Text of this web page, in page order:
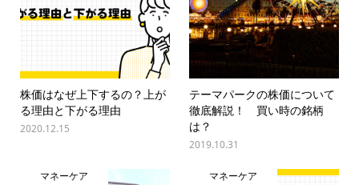
株価はなぜ上下するの？上が
る理由と下がる理由
2020.12.15
テーマパークの株価について
徹底解説！ 買い時の銘柄
は？
2019.10.31
マネーケア マネーケア